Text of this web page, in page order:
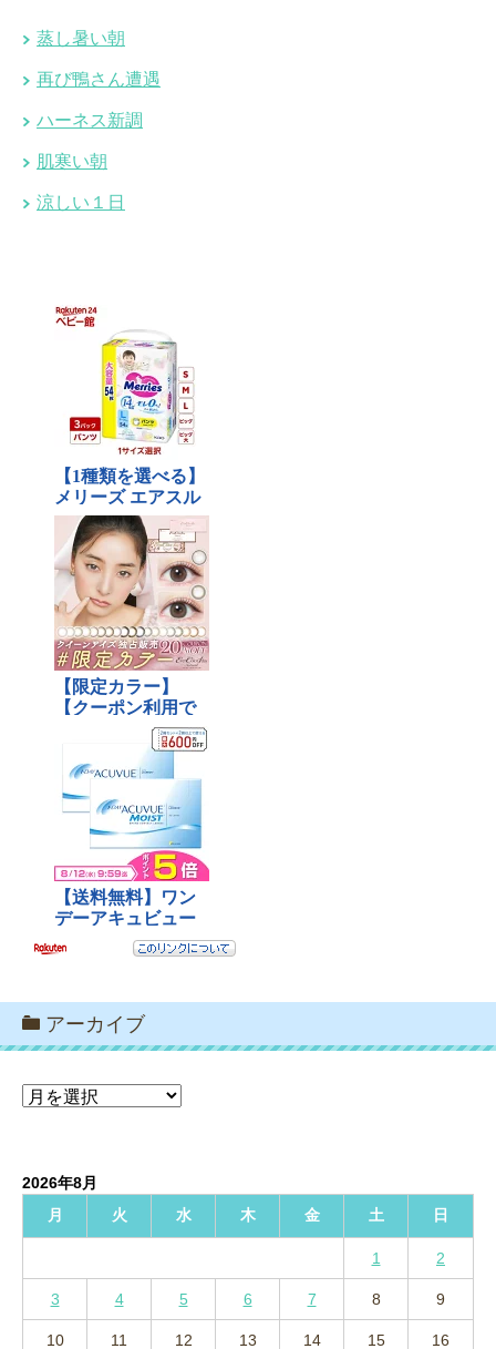
蒸し暑い朝
再び鴨さん遭遇
ハーネス新調
肌寒い朝
涼しい１日
アーカイブ
ア
ブ
2026年8月
月
火 水 木 金 土 日
1 2
3 4 5 6 7 8 9
10 11 12 13 14 15 16